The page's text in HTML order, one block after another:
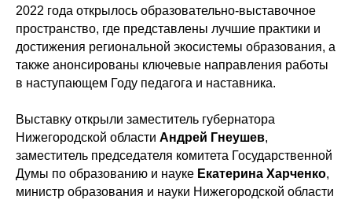
2022 года открылось образовательно-выставочное
пространство, где представлены лучшие практики и
достижения региональной экосистемы образования, а
также анонсированы ключевые направления работы
в наступающем Году педагога и наставника.
Выставку открыли заместитель губернатора
Нижегородской области Андрей Гнеушев,
заместитель председателя комитета Государственной
Думы по образованию и науке Екатерина Харченко,
министр образования и науки Нижегородской области